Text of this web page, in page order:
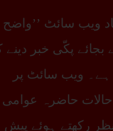
ویب سائٹ ’’واضح
بجائے پکّی خبر دینے
ہے۔ ویب سائٹ پر
حالات حاضرہ عوامی
رکھتے ہوئے پیش